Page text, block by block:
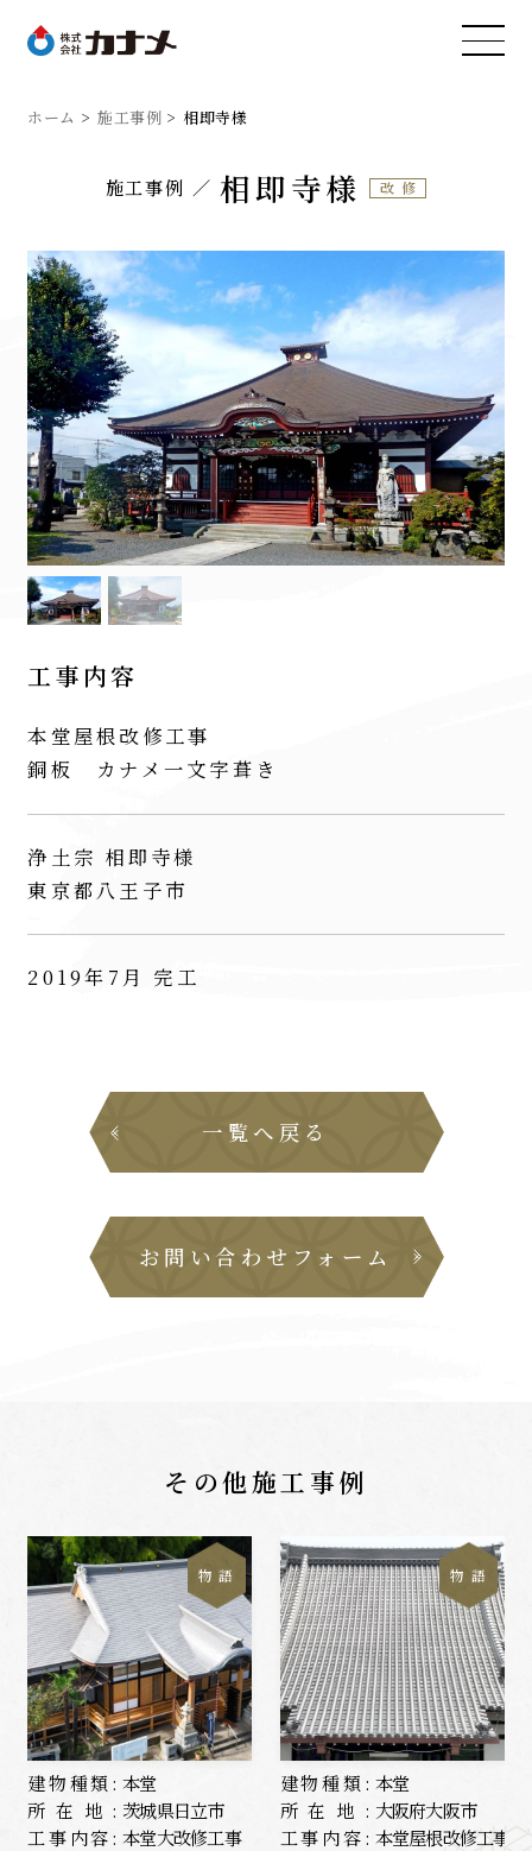
ホーム 施工事例 相即寺様
施工事例 相即寺様 改修
工事内容
本堂屋根改修工事
銅板 カナメ一文字葺き
浄土宗 相即寺様
東京都八王子市
2019年7月 完工
一覧へ戻る
お問い合わせフォーム
その他施工事例
物 語
建物種類: 本堂
所在地: 茨城県日立市
工事内容: 本堂大改修工事
物 語
建物種類: 本堂
所在地: 大阪府大阪市
工事内容: 本堂屋根改修工事